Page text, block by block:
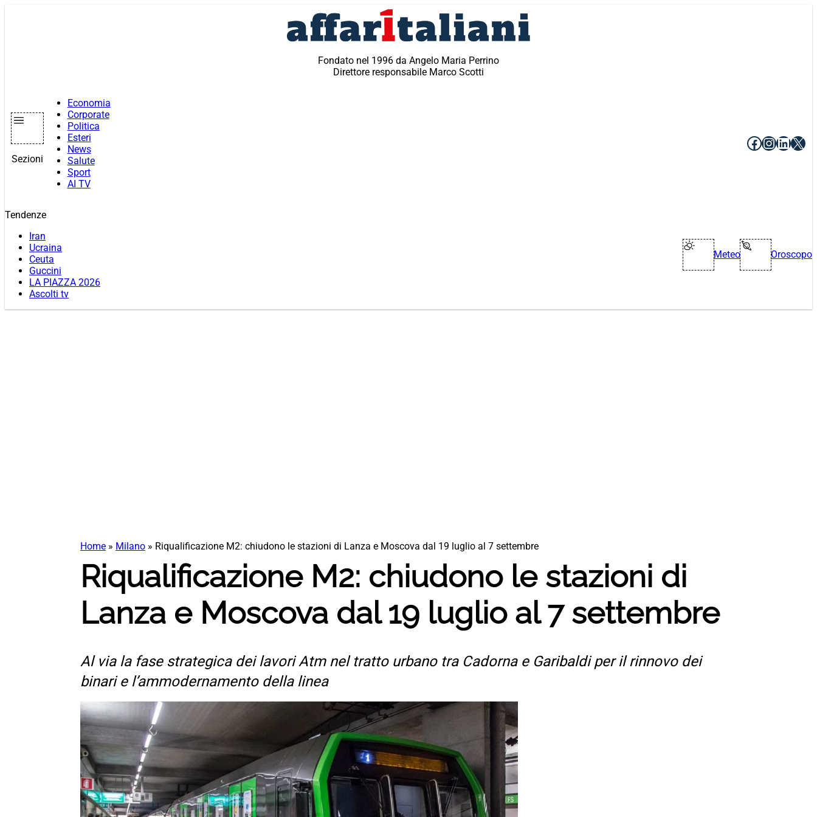
Fondato nel 1996 da Angelo Maria Perrino
Direttore responsabile Marco Scotti
Sezioni
Economia
Corporate
Politica
Esteri
News
Salute
Sport
AI TV
Facebook
X
Tendenze
Iran
Ucraina
Ceuta
Guccini
LA PIAZZA 2026
Ascolti tv
Meteo Oroscopo
Home » Milano » Riqualificazione M2: chiudono le stazioni di Lanza e Moscova dal 19 luglio al 7 settembre
Riqualificazione M2: chiudono le stazioni di
Lanza e Moscova dal 19 luglio al 7 settembre
Al via la fase strategica dei lavori Atm nel tratto urbano tra Cadorna e Garibaldi per il rinnovo dei
binari e l’ammodernamento della linea